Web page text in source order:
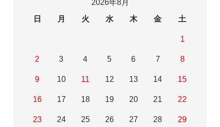
2026年8月
日
月 火 水 木 金 土
1
2 3 4 5 6 7 8
9 10 11 12 13 14 15
16 17 18 19 20 21 22
23 24 25 26 27 28 29